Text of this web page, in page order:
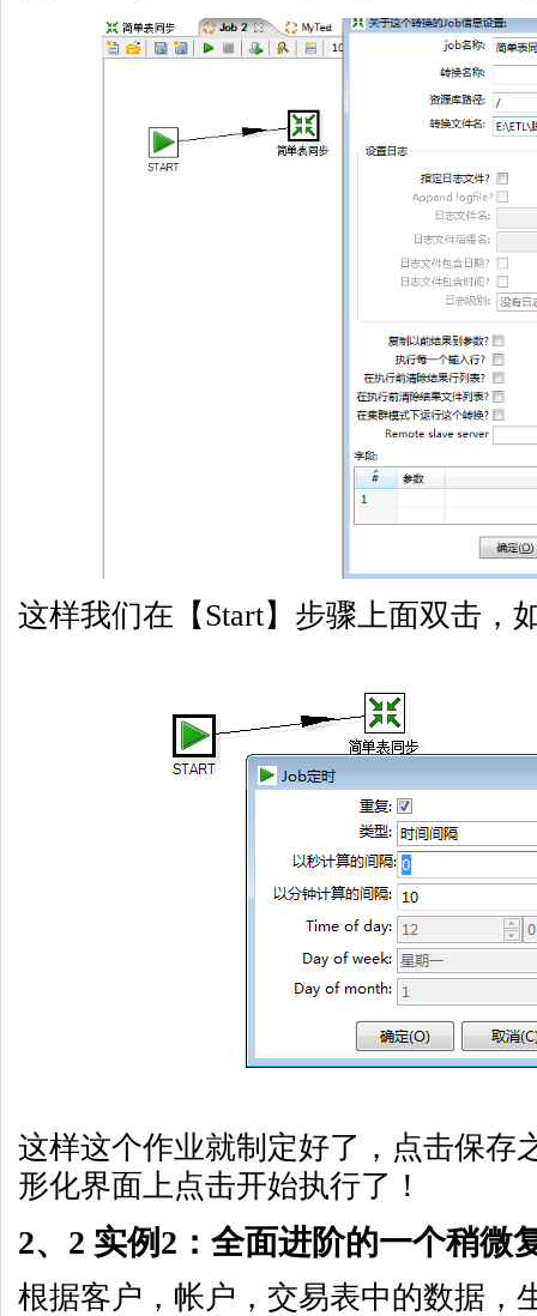
这样我们在【Start】步骤上面双击，
这样这个作业就制定好了，点击保存
形化界面上点击开始执行了！
2、2 实例2：全面进阶的一个稍微
根据客户，帐户，交易表中的数据，